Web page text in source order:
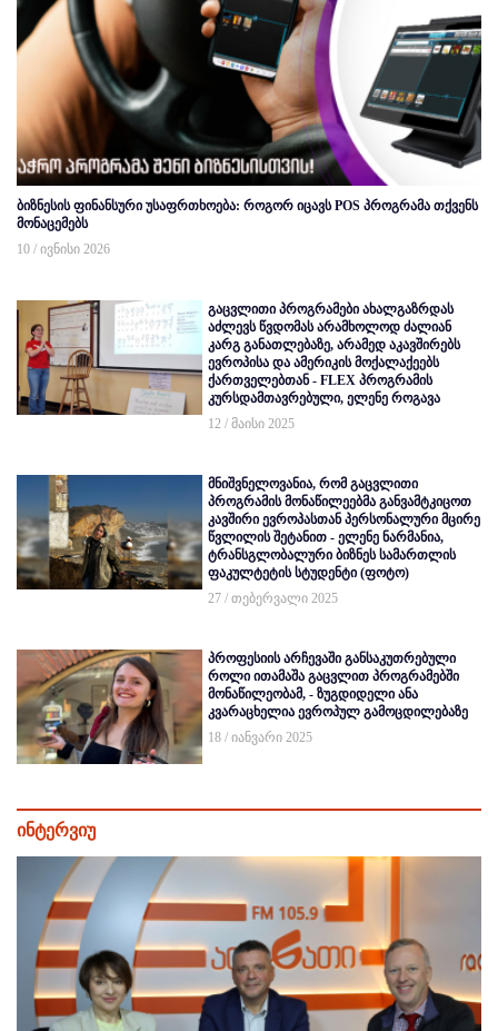
ბიზნესის ფინანსური უსაფრთხოება: როგორ იცავს POS პროგრამა თქვენს
მონაცემებს
10 / ივნისი 2026
გაცვლითი პროგრამები ახალგაზრდას
აძლევს წვდომას არამხოლოდ ძალიან
კარგ განათლებაზე, არამედ აკავშირებს
ევროპისა და ამერიკის მოქალაქეებს
ქართველებთან - FLEX პროგრამის
კურსდამთავრებული, ელენე როგავა
12 / მაისი 2025
მნიშვნელოვანია, რომ გაცვლითი
პროგრამის მონაწილეებმა განვამტკიცოთ
კავშირი ევროპასთან პერსონალური მცირე
წვლილის შეტანით - ელენე ნარმანია,
ტრანსგლობალური ბიზნეს სამართლის
ფაკულტეტის სტუდენტი (ფოტო)
27 / თებერვალი 2025
პროფესიის არჩევაში განსაკუთრებული
როლი ითამაშა გაცვლით პროგრამებში
მონაწილეობამ, - ზუგდიდელი ანა
კვარაცხელია ევროპულ გამოცდილებაზე
18 / იანვარი 2025
ინტერვიუ